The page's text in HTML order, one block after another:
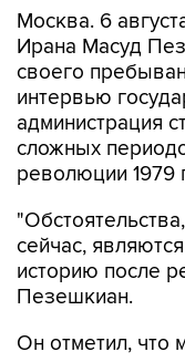
Москва. 6
Ирана Масуд
своего
интервью
администрация
сложных
революции 1979
сейчас,
историю после
Пезешкиан.
Он отметил, что